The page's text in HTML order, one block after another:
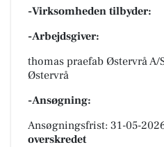
-Virksomheden tilbyder:
-Arbejdsgiver:
thomas praefab Østervrå A/
Østervrå
-Ansøgning:
Ansøgningsfrist: 31-05-
overskredet